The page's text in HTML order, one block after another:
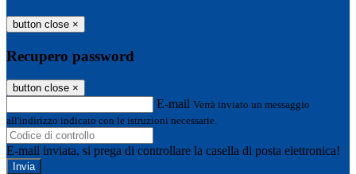
button close ×
Recupero password
button close ×
E-mail Verrà inviato un messaggio
all'indirizzo indicato con le istruzioni necessarie.
E-mail inviata, si prega di controllare la casella di posta elettronica!